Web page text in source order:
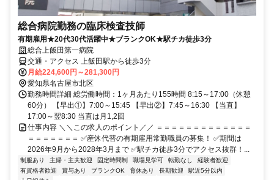
総合病院勤務の臨床検査技師
有期雇用★20代30代活躍中★ブランクOK★駅チカ徒歩3分
総合上飯田第一病院
交通・アクセス 上飯田駅から徒歩3分
月給224,600円～281,300円
愛知県名古屋市北区
勤務時間詳細 総労働時間：1ヶ月あたり155時間 8:15～17:00（休憩
60分） 【早出①】7:00～15:45 【早出②】7:45～16:30 【当直】
17:00～翌8:30 当直は月1,2回
仕事内容 ＼＼この求人のポイント／／ ＝＝＝＝＝＝＝＝＝＝＝＝＝
＝＝＝＝＝＝＝ ✅産休代替の有期雇用常勤職員の募集！ ✅期間は
2026年9月から2028年3月まで ✅駅チカ徒歩3分でアクセス抜群！...
制服あり 主婦・主夫歓迎 固定時間制 職場見学可 転勤なし
経験者歓迎
有資格者歓迎
賞与あり ブランクOK 育休あり 長期歓迎
駅近5分以内